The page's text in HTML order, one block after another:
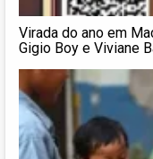
Virada do ano em
Gigio Boy e Viviane